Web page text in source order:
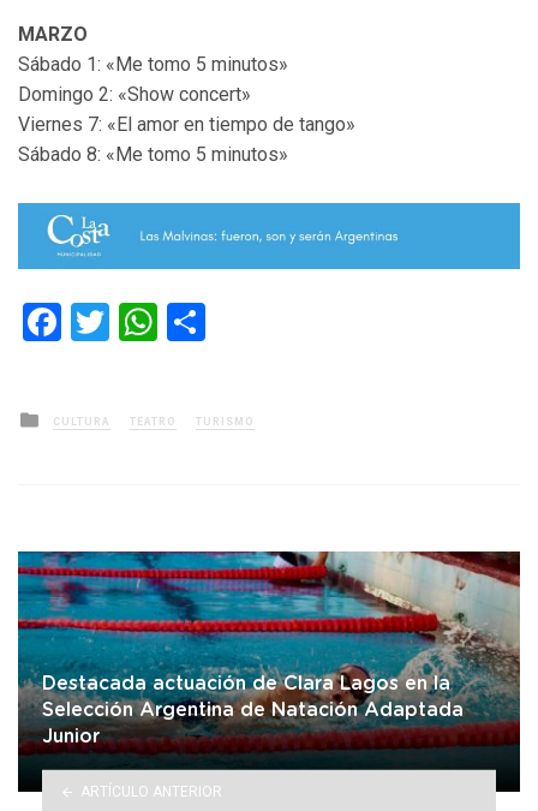
MARZO
Sábado 1: «Me tomo 5 minutos»
Domingo 2: «Show concert»
Viernes 7: «El amor en tiempo de tango»
Sábado 8: «Me tomo 5 minutos»
Facebook
TwitterWhatsApp
Posted
in
CULTURA TEATRO TURISMO
Destacada actuación de Clara Lagos en la
Selección Argentina de Natación Adaptada
Junior
ARTÍCULO ANTERIOR